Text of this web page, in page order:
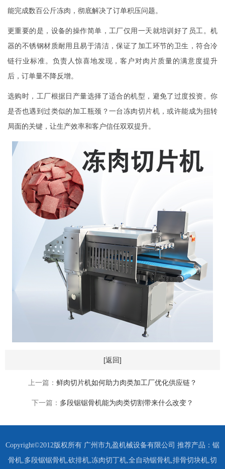
能完成数百公斤冻肉，彻底解决了订单积压问题。
更重要的是，设备的操作简单，工厂仅用一天就培训好了员工。机
器的不锈钢材质耐用且易于清洁，保证了加工环节的卫生，符合冷
链行业标准。负责人惊喜地发现，客户对肉片质量的满意度提升
后，订单量不降反增。
选购时，工厂根据日产量选择了适合的机型，避免了过度投资。你
是否也遇到过类似的加工瓶颈？一台冻肉切片机，或许能成为扭转
局面的关键，让生产效率和客户信任双双提升。
[返回]
上一篇： 鲜肉切片机如何助力肉类加工厂优化供应链？
下一篇： 多段锯锯骨机能为肉类切割带来什么改变？
Copyright©2012版权所有 广州市九盈机械设备有限公司 推荐产品： 锯
骨机 多段锯锯骨机 砍排机 冻肉切丁机 全自动锯骨机 排骨切块机 切